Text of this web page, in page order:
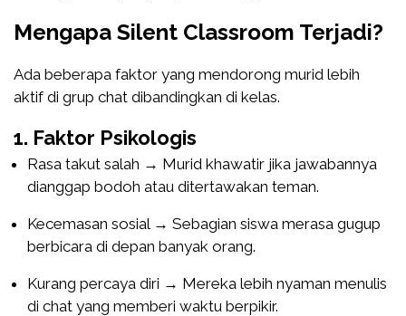
Mengapa Silent Classroom Terjadi?
Ada beberapa faktor yang mendorong murid lebih
aktif di grup chat dibandingkan di kelas.
1. Faktor Psikologis
Rasa takut salah → Murid khawatir jika jawabannya
dianggap bodoh atau ditertawakan teman.
Kecemasan sosial → Sebagian siswa merasa gugup
berbicara di depan banyak orang.
Kurang percaya diri → Mereka lebih nyaman menulis
di chat yang memberi waktu berpikir.